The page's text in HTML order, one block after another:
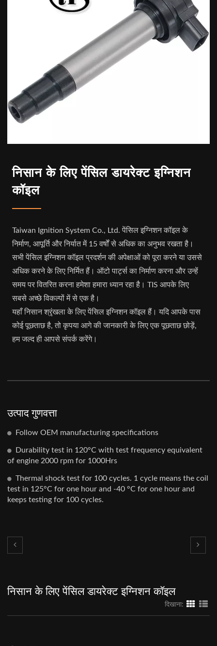
निसान के लिए पेंसिल डायरेक्ट इग्निशन
कॉइल
Taiwan Ignition System Co., Ltd. पेंसिल इग्निशन कॉइल के
निर्माण, आपूर्ति और निर्यात में 15 वर्षों से अधिक का अनुभव रखता है।
सभी पेंसिल इग्निशन कॉइल प्रदर्शन की अपेक्षाओं को पूरा करने या उससे
अधिक करने के लिए निर्मित हैं। ऑटो पार्ट्स का निर्माण करना और उन्हें
समय पर वितरित करना हमेशा हमारा ध्यान रहा है। TIS आपके लिए
सबसे अच्छे विकल्पों में से एक है।
यहाँ निसान श्रृंखला के लिए पेंसिल इग्निशन कॉइल हैं। यदि आपके पास
कोई पूछताछ है, तो कृपया आगे की जानकारी के लिए एक पूछताछ छोड़ें,
हम जल्द ही आपसे संपर्क करेंगे।
उत्पाद गुणवत्ता
Follow OEM manufacturing specifications
Durability test in 120°C with test frequency equivalent
of engine 2000 rpm for 1000Hrs
Thermal shock test for 100 cycles. 1 cycle means the coil
test in 125°C for one hour and -40 °C for one hour and
keeps testing for 100 cycles.
निसान के लिए पेंसिल डायरेक्ट इग्निशन कॉइल
दिखाना: